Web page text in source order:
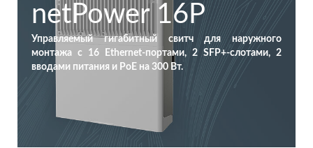
netPower 16P
Управляемый гигабитный свитч для наружного
монтажа с 16 Ethernet-портами, 2 SFP+-слотами, 2
вводами питания и PoE на 300 Вт.